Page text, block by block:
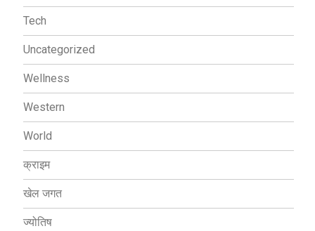
Tech
Uncategorized
Wellness
Western
World
क्राइम
खेल जगत
ज्योतिष